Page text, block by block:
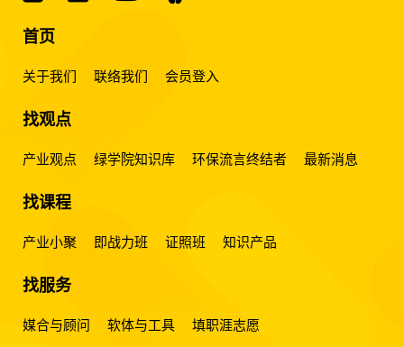
首页
关于我们 联络我们 会员登入
找观点
产业观点 绿学院知识库 环保流言终结者 最新消息
找课程
产业小聚 即战力班 证照班 知识产品
找服务
媒合与顾问 软体与工具 填职涯志愿